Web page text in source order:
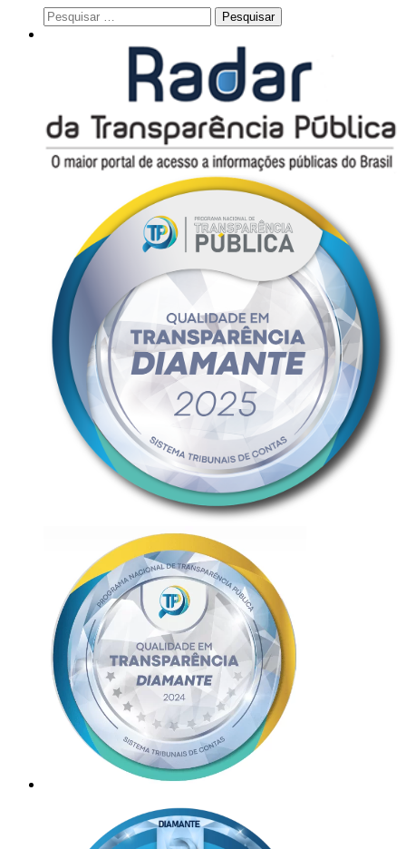
Pesquisar
por: